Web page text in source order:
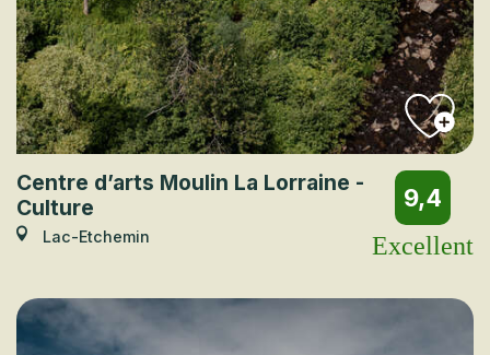
Centre d’arts Moulin La Lorraine -
Culture
Lac-Etchemin
9,4
Excellent